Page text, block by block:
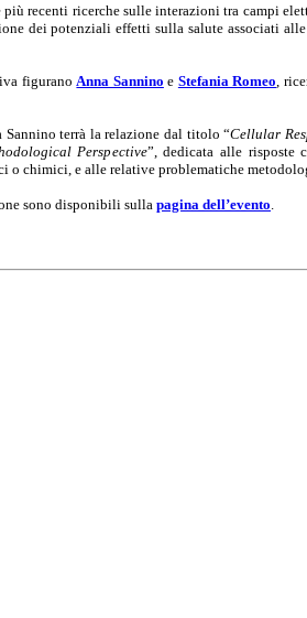
più recenti ricerche sulle interazioni tra campi
dei potenziali effetti sulla salute associati
figurano Anna Sannino e Stefania Romeo ,
Sannino terrà la relazione dal titolo “Cellular
Perspective”, dedicata alle risposte
o chimici, e alle relative problematiche
sono disponibili sulla pagina dell’evento